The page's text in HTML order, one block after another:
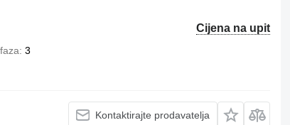
Cijena na upit
3
Kontaktirajte prodavatelja